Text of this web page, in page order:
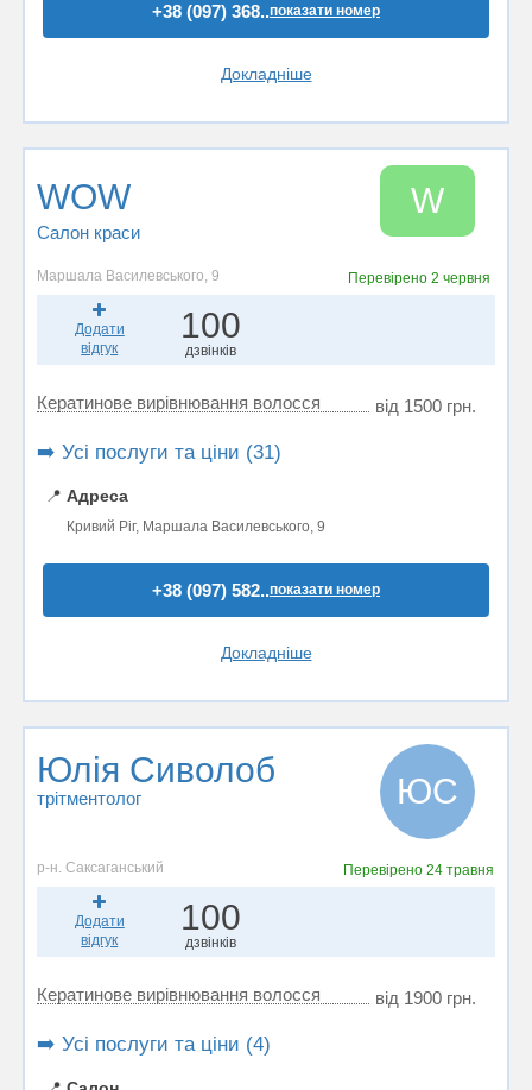
+38 (097) 368..показати номер
Докладніше
WOW
Салон краси
W
Маршала Василевського, 9 Перевірено 2 червня
Додати
відгук
100
дзвінків
Кератинове вирівнювання волосся від 1500 грн.
➡️ Усі послуги та ціни (31)
📍 Адреса
Кривий Ріг, Маршала Василевського, 9
+38 (097) 582..показати номер
Докладніше
Юлія Сиволоб
трітментолог ЮС
р-н. Саксаганський Перевірено24 травня
Додати
відгук
100
дзвінків
Кератинове вирівнювання волосся від 1900 грн.
➡️ Усі послуги та ціни (4)